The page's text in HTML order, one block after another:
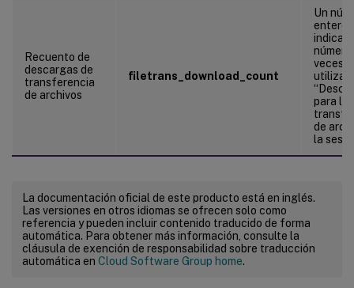
Recuento de
descargas de
transferencia
de archivos
filetrans_download_count
Un
entero
indica
número
veces
utiliza
para las
de
la
La documentación oficial de este producto está en inglés.
Las versiones en otros idiomas se ofrecen solo como
referencia y pueden incluir contenido traducido de forma
automática. Para obtener más información, consulte la
cláusula de exención de responsabilidad sobre traducción
automática en Cloud Software Group home.